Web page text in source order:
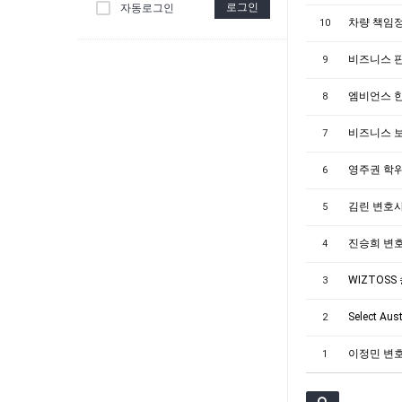
자동로그인 로그인
10 차량 책임
9 비즈니스
8 엠비언스
7 비즈니스
6 영주권 학
5 김린 변호
4 진승희 변
3 WIZTOSS
2 Select
1 이정민 변